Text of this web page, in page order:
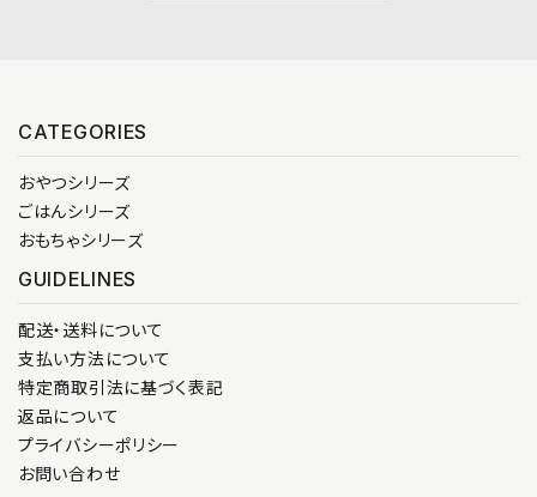
CATEGORIES
おやつシリーズ
ごはんシリーズ
おもちゃシリーズ
GUIDELINES
配送・送料について
支払い方法について
特定商取引法に基づく表記
返品について
プライバシーポリシー
お問い合わせ